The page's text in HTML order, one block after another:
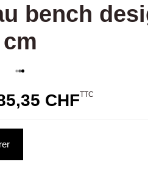
bench
CHFTTC